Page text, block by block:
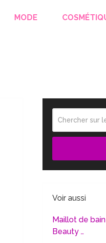
MODE
Voir aussi
Maillot de
Beauty …